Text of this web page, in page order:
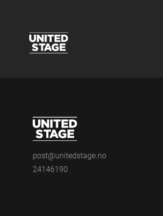
post@unitedstage.no
24146190